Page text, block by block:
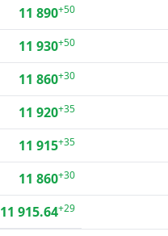
11 890+50
11 930+50
11 860+30
11 920+35
11 915+35
11 860+30
11 915.64+29